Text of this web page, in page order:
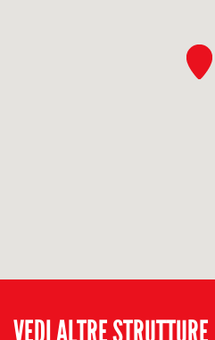
VEDI ALTRE STRUTTURE